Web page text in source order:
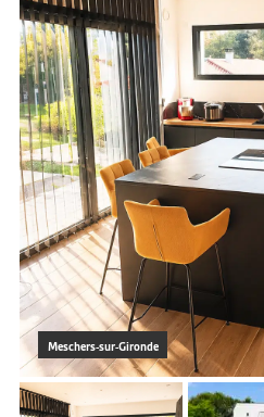
Meschers-sur-Gironde